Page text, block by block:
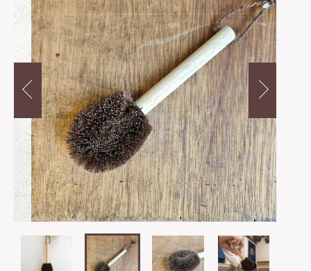
ショッピングを続ける
カートを確認する
食品一覧
陶器一覧
当店について
よくある質問
ブログ
042-430-4308
定休日：月曜、臨時休業あり
低体温
体の痛み
便秘
虫刺され・防虫
ケガ・炎症など
体のダルさ
食品
子カテゴリ
価格帯
～
その他
在庫あり セール
並び順